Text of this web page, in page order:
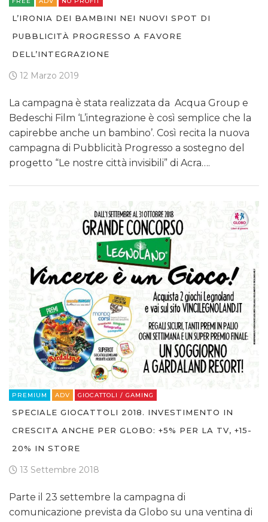
L’IRONIA DEI BAMBINI NEI NUOVI SPOT DI
PUBBLICITÀ PROGRESSO A FAVORE
DELL’INTEGRAZIONE
12 Marzo 2019
La campagna è stata realizzata da Acqua Group e
Bedeschi Film ‘L’integrazione è così semplice che la
capirebbe anche un bambino’. Così recita la nuova
campagna di Pubblicità Progresso a sostegno del
progetto “Le nostre città invisibili” di Acra….
PREMIUM ADV GIOCATTOLI / GAMING
SPECIALE GIOCATTOLI 2018. INVESTIMENTO IN
CRESCITA ANCHE PER GLOBO: +5% PER LA TV, +15-
20% IN STORE
13 Settembre 2018
Parte il 23 settembre la campagna di
comunicazione prevista da Globo su una ventina di